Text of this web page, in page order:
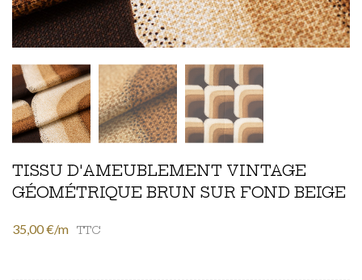
TISSU D'AMEUBLEMENT VINTAGE
GÉOMÉTRIQUE BRUN SUR FOND BEIGE
35,00 €/m TTC